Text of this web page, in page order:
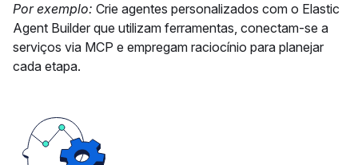
Por exemplo: Crie agentes personalizados com o Elastic
Agent Builder que utilizam ferramentas, conectam-se a
serviços via MCP e empregam raciocínio para planejar
cada etapa.